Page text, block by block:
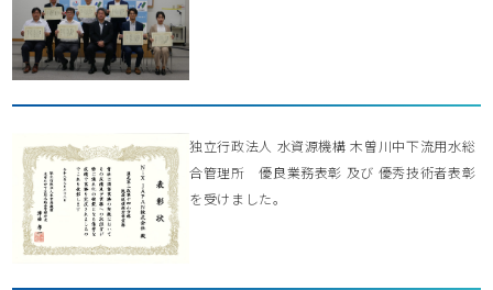
独立行政法人 水資源機構 木曽川中下流用水総
合管理所 優良業務表彰 及び 優秀技術者表彰
を受けました。